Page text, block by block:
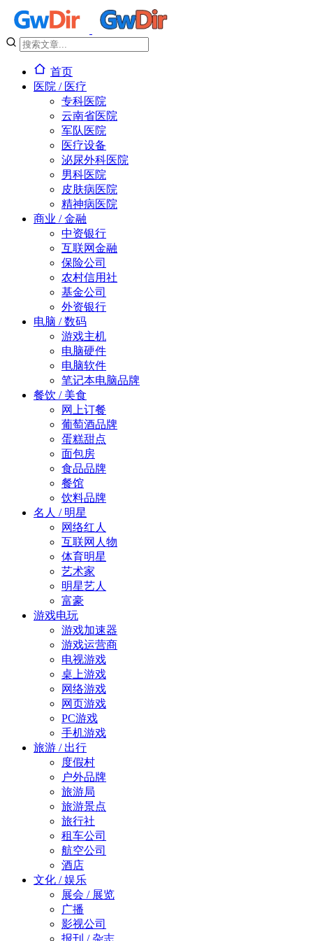
首页
医院 / 医疗
专科医院
云南省医院
军队医院
医疗设备
泌尿外科医院
男科医院
皮肤病医院
精神病医院
商业 / 金融
中资银行
互联网金融
保险公司
农村信用社
基金公司
外资银行
电脑 / 数码
游戏主机
电脑硬件
电脑软件
笔记本电脑品牌
餐饮 / 美食
网上订餐
葡萄酒品牌
蛋糕甜点
面包房
食品品牌
餐馆
饮料品牌
名人 / 明星
网络红人
互联网人物
体育明星
艺术家
明星艺人
富豪
游戏电玩
游戏加速器
游戏运营商
电视游戏
桌上游戏
网络游戏
网页游戏
PC游戏
手机游戏
旅游 / 出行
度假村
户外品牌
旅游局
旅游景点
旅行社
租车公司
航空公司
酒店
文化 / 娱乐
展会 / 展览
广播
影视公司
报刊 / 杂志